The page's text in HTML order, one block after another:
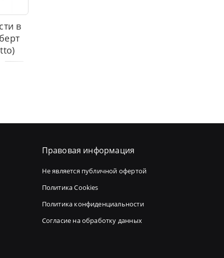
в
Правовая информация
Не является публичной офертой
Политика Cookies
Политика конфиденциальности
Согласие на обработку данных